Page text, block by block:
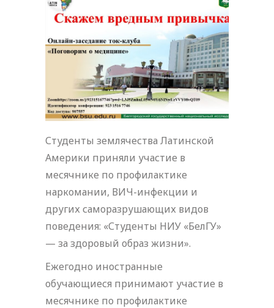
Студенты землячества Латинской
Америки приняли участие в
месячнике по профилактике
наркомании, ВИЧ-инфекции и
других саморазрушающих видов
поведения: «Студенты НИУ «БелГУ»
— за здоровый образ жизни».
Ежегодно иностранные
обучающиеся принимают участие в
месячнике по профилактике